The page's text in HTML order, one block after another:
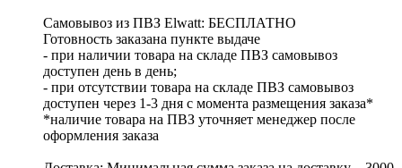
Самовывоз из ПВЗ Elwatt: БЕСПЛАТНО
Готовность заказана пункте выдаче
- при наличии товара на складе ПВЗ самовывоз
доступен день в день;
- при отсутствии товара на складе ПВЗ самовывоз
доступен через 1-3 дня с момента размещения заказа*
*наличие товара на ПВЗ уточняет менеджер после
оформления заказа